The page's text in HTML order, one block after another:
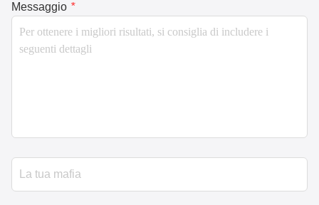
Messaggio *